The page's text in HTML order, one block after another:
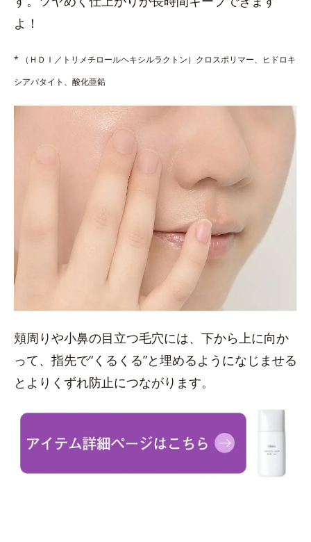
よ！
* （ＨＤＩ／トリメチロールヘキシルラクトン）クロスポリマー、ヒドロキ
シアパタイト、酸化亜鉛
頬周りや小鼻の目立つ毛穴には、下から上に向か
って、指先で“くるくる”と埋めるようになじませる
とよりくずれ防止につながります。